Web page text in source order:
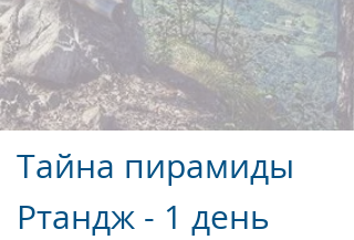
Тайна пирамиды
Ртандж - 1 день